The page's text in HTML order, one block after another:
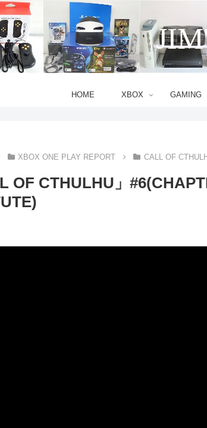
HOME XBOX GAMING
XBOX ONE PLAY REPORT CALL OF
OF CTHULHU」